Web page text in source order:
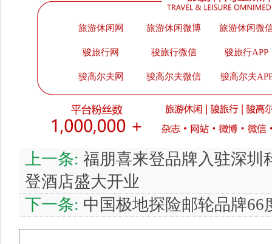
旅游休闲网 旅游休闲微博 旅游休闲微
骏旅行网 骏旅行微信 骏旅行APP
骏高尔夫网 骏高尔夫微信 骏高尔夫
上一条: 福朋喜来登品牌入驻深圳
登酒店盛大开业
下一条: 中国极地探险邮轮品牌